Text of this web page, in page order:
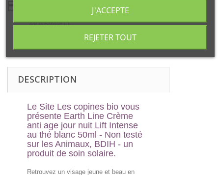
Paiement 100% sécurisé
par la Banque CIC
DESCRIPTION
Le Site Les copines bio vous
présente Earth Line Crème
anti age jour nuit Lift Intense
au thé blanc 50ml - Non testé
sur les Animaux, BDIH - un
produit de soin solaire.
Retrouvez un visage jeune et beau en
REJETER TOUT
J'ACCEPTE